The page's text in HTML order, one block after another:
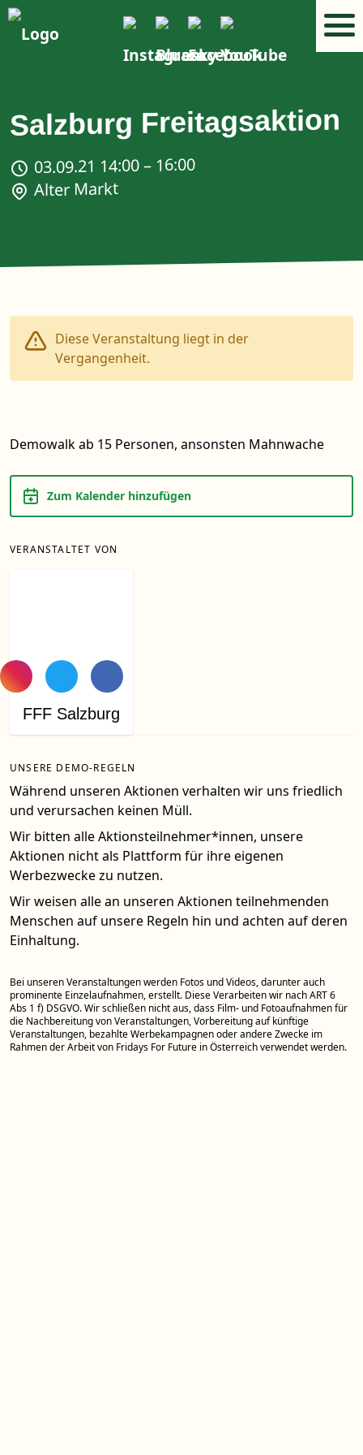
Salzburg Freitagsaktion
03.09.21 14:00 – 16:00
Alter Markt
Diese Veranstaltung liegt in der
Vergangenheit.
Demowalk ab 15 Personen, ansonsten Mahnwache
Zum Kalender hinzufügen
VERANSTALTET VON
FFF Salzburg
UNSERE DEMO-REGELN
Während unseren Aktionen verhalten wir uns friedlich
und verursachen keinen Müll.
Wir bitten alle Aktionsteilnehmer*innen, unsere
Aktionen nicht als Plattform für ihre eigenen
Werbezwecke zu nutzen.
Wir weisen alle an unseren Aktionen teilnehmenden
Menschen auf unsere Regeln hin und achten auf deren
Einhaltung.
Bei unseren Veranstaltungen werden Fotos und Videos, darunter auch
prominente Einzelaufnahmen, erstellt. Diese Verarbeiten wir nach ART 6
Abs 1 f) DSGVO. Wir schließen nicht aus, dass Film- und Fotoaufnahmen für
die Nachbereitung von Veranstaltungen, Vorbereitung auf künftige
Veranstaltungen, bezahlte Werbekampagnen oder andere Zwecke im
Rahmen der Arbeit von Fridays For Future in Österreich verwendet werden.